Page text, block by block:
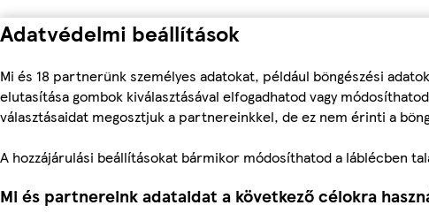
Adatvédelmi beállítások
Mi és 18 partnerünk személyes adatokat, például böngészési
elutasítása gombok kiválasztásával elfogadhatod vagy
választásaidat megosztjuk a partnereinkkel, de ez nem érinti a
A hozzájárulási beállításokat bármikor módosíthatod a láblécben
Mi és partnereink adataidat a következő célokra